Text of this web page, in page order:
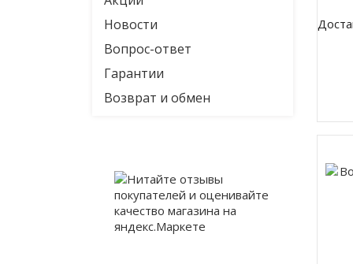
Новости
Вопрос-ответ
Гарантии
Возврат и обмен